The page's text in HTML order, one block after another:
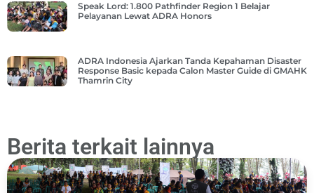
Speak Lord: 1.800 Pathfinder Region 1 Belajar
Pelayanan Lewat ADRA Honors
ADRA Indonesia Ajarkan Tanda Kepahaman Disaster
Response Basic kepada Calon Master Guide di GMAHK
Thamrin City
Berita terkait lainnya